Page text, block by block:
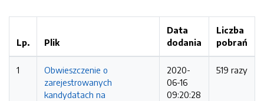
Lp. Plik
Data
dodania
Liczba
pobrań
1
Obwieszczenie o
zarejestrowanych
kandydatach na
2020-
06-16
09:20:28
519 razy